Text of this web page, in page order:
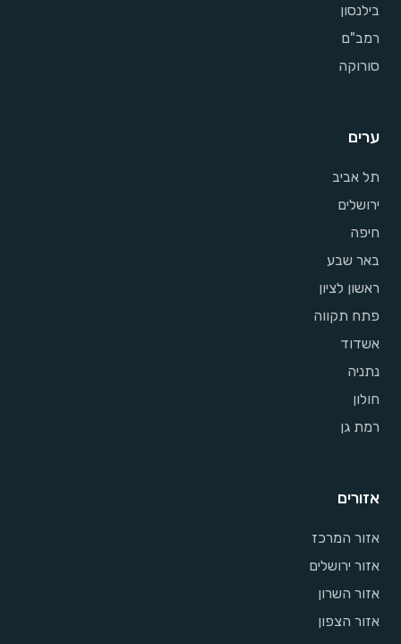
בילנסון
רמב"ם
סורוקה
ערים
תל אביב
ירושלים
חיפה
באר שבע
ראשון לציון
פתח תקווה
אשדוד
נתניה
חולון
רמת גן
אזורים
אזור המרכז
אזור ירושלים
אזור השרון
אזור הצפון